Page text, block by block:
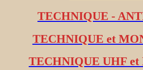
TECHNIQUE -
TECHNIQUE et
TECHNIQUE UHF et